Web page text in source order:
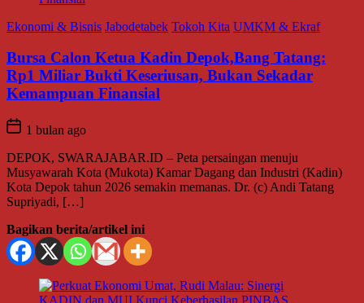
Ekonomi & Bisnis Jabodetabek Tokoh Kita UMKM & Ekraf
Bursa Calon Ketua Kadin Depok,Bang Tatang:
Rp1 Miliar Bukti Keseriusan, Bukan Sekadar
Kemampuan Finansial
1 bulan ago
DEPOK, SWARAJABAR.ID – Peta persaingan menuju
Musyawarah Kota (Mukota) Kamar Dagang dan Industri (Kadin)
Kota Depok tahun 2026 semakin memanas. Dr. (c) Andi Tatang
Supriyadi, […]
Bagikan berita/artikel ini